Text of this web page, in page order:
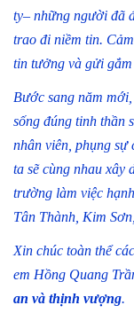
ty– những người đã
trao đi niềm tin.
tin tưởng và gửi
Bước sang năm
sống đúng tinh thần
nhân viên, phụng sự
ta sẽ cùng nhau xây
trường làm việc
Tân Thành, Kim
Xin chúc toàn thể
em Hồng Quang
an và thịnh vượng.